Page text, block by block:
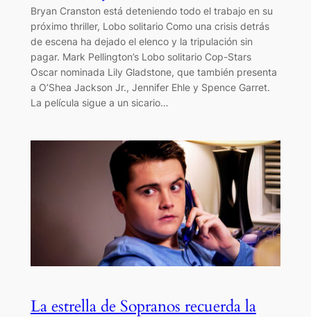
Bryan Cranston está deteniendo todo el trabajo en su
próximo thriller, Lobo solitario Como una crisis detrás
de escena ha dejado el elenco y la tripulación sin
pagar. Mark Pellington’s Lobo solitario Cop-Stars
Oscar nominada Lily Gladstone, que también presenta
a O’Shea Jackson Jr., Jennifer Ehle y Spence Garret.
La película sigue a un sicario…
La estrella de Sopranos recuerda la